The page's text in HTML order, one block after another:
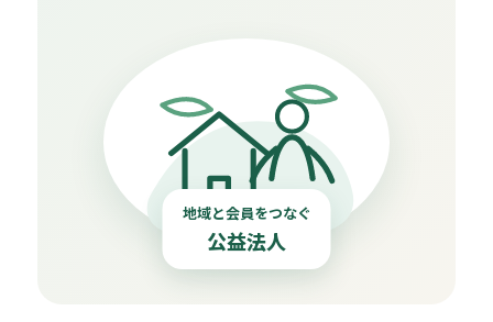
地域と会員をつなぐ
公益法人